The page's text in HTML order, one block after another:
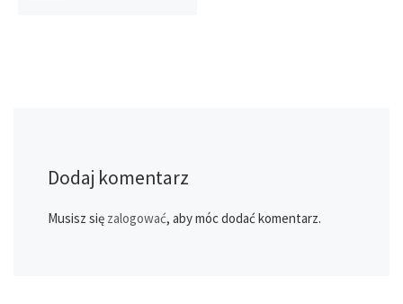
Dodaj komentarz
Musisz się zalogować, aby móc dodać komentarz.